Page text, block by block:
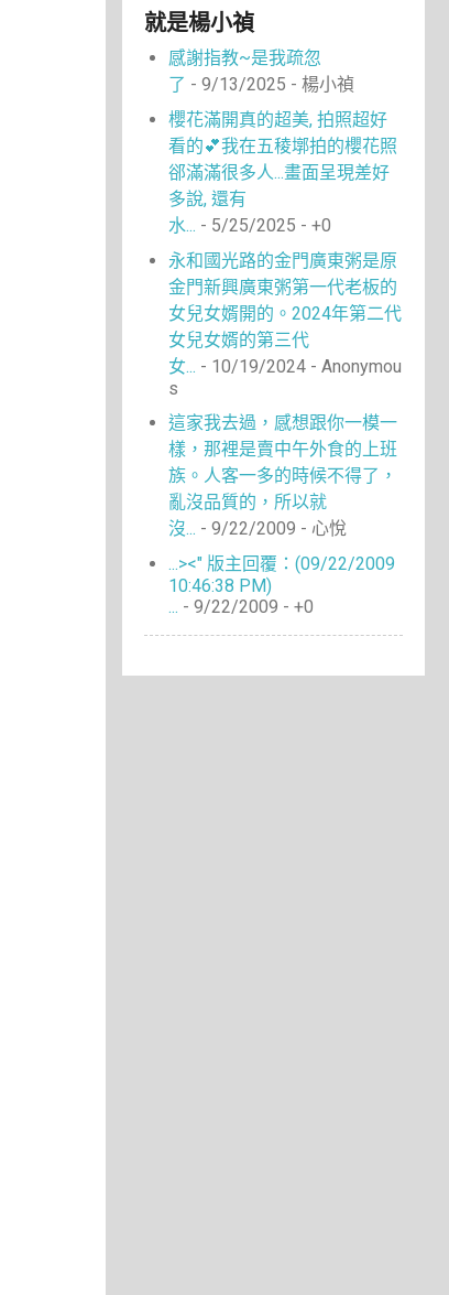
少披薩店，一字排開
的各式披薩看起來琳
瑯滿目，走進店內就
能點上一塊喜愛的口
味大快朵頤，真的好
懷念啊！沒想到台灣
也有類似的披薩店。
走！就到高雄吃披薩
就是楊小禎
感謝指教~是我疏忽
了 - 9/13/2025 - 楊小禎
櫻花滿開真的超美, 拍照超好
看的💕我在五稜墎拍的櫻花照
郤滿滿很多人...畫面呈現差好
多說, 還有
水... - 5/25/2025 - +0
永和國光路的金門廣東粥是原
金門新興廣東粥第一代老板的
女兒女婿開的。2024年第二代
女兒女婿的第三代
女... - 10/19/2024 - Anonymou
s
這家我去過，感想跟你一模一
樣，那裡是賣中午外食的上班
族。人客一多的時候不得了，
亂沒品質的，所以就
沒... - 9/22/2009 - 心悅
...><" 版主回覆：(09/22/2009
10:46:38 PM)
... - 9/22/2009 - +0